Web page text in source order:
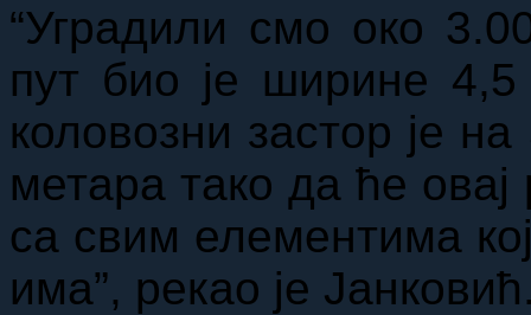
“Уградили смо око
пут био је ширине
коловозни застор је
метара тако да ће
са свим елементима
има”, рекао је